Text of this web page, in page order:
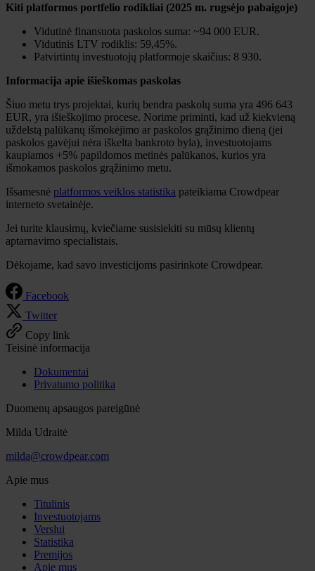
Kiti platformos portfelio rodikliai (2025 m. rugsėjo pabaigoje)
Vidutinė finansuota paskolos suma: ~94 000 EUR.
Vidutinis LTV rodiklis: 59,45%.
Patvirtintų investuotojų platformoje skaičius: 8 930.
Informacija apie išieškomas paskolas
Šiuo metu trys projektai, kurių bendra paskolų suma yra 496 643
EUR, yra išieškojimo procese. Norime priminti, kad už kiekvieną
uždelstą palūkanų išmokėjimo ar paskolos grąžinimo dieną (jei
paskolos gavėjui nėra iškelta bankroto byla), investuotojams
kaupiamos +5% papildomos metinės palūkanos, kurios yra
išmokamos paskolos grąžinimo metu.
Išsamesnė platformos veiklos statistika pateikiama Crowdpear
interneto svetainėje.
Jei turite klausimų, kviečiame susisiekiti su mūsų klientų
aptarnavimo specialistais.
Dėkojame, kad savo investicijoms pasirinkote Crowdpear.
Facebook
Twitter
Copy link
Teisinė informacija
Dokumentai
Privatumo politika
Duomenų apsaugos pareigūnė
Milda Udraitė
milda@crowdpear.com
Apie mus
Titulinis
Investuotojams
Verslui
Statistika
Premijos
Apie mus